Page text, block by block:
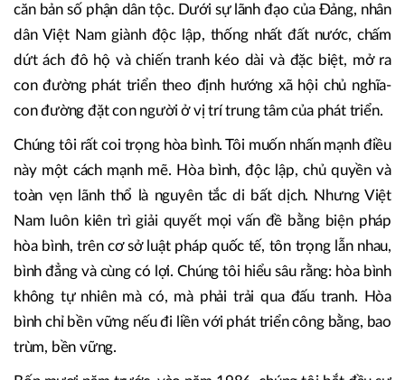
Thưa các quý vị,
Một dấu mốc lịch sử mang tính bước ngoặt của dân tộc
chúng tôi là sự ra đời của Đảng Cộng sản Việt Nam vào
năm 1930. Từ đó đến nay, 95 năm qua là 95 năm thay đổi
dân Việt Nam giành độc lập, thống nhất đất nước, chấm
dứt ách đô hộ và chiến tranh kéo dài và đặc biệt, mở ra
con đường phát triển theo định hướng xã hội chủ nghĩa-
con đường đặt con người ở vị trí trung tâm của phát triển.
Chúng tôi rất coi trọng hòa bình. Tôi muốn nhấn mạnh điều
này một cách mạnh mẽ. Hòa bình, độc lập, chủ quyền và
toàn vẹn lãnh thổ là nguyên tắc di bất dịch. Nhưng Việt
Nam luôn kiên trì giải quyết mọi vấn đề bằng biện pháp